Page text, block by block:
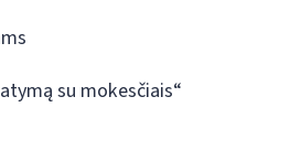
su mokesčiais“